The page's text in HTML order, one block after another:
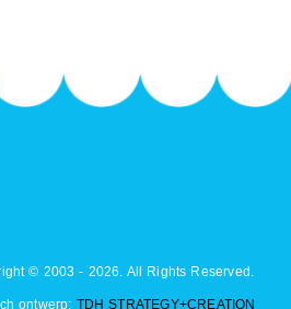
© 2003 - 2026. All Rights Reserved.
ontwerp: TDH STRATEGY+CREATION